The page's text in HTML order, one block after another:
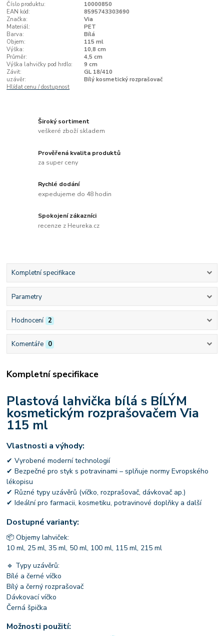
Číslo produktu:
10000850
EAN kód:
8595743303690
Značka:
Via
Materiál:
PET
Barva:
Bílá
Objem:
115 ml
Výška:
10,8 cm
Průměr:
4,5 cm
Výška lahvičky pod hrdlo:
9 cm
Závit:
GL 18/410
uzávěr:
Bílý kosmetický rozprašovač
Hlídat cenu / dostupnost
Široký sortiment
veškeré zboží skladem
Prověřená kvalita produktů
za super ceny
Rychlé dodání
expedujeme do 48 hodin
Spokojení zákazníci
recenze z Heureka.cz
Kompletní specifikace
Parametry
Hodnocení 2
Komentáře 0
Kompletní specifikace
Plastová lahvička bílá s BÍLÝM
kosmetickým rozprašovačem Via
115 ml
Vlastnosti a výhody:
✔ Vyrobené moderní technologií
✔ Bezpečné pro styk s potravinami – splňuje normy Evropského
lékopisu
✔ Různé typy uzávěrů (víčko, rozprašovač, dávkovač ap.)
✔ Ideální pro farmacii, kosmetiku, potravinové doplňky a další
Dostupné varianty:
📦 Objemy lahviček:
10 ml, 25 ml, 35 ml, 50 ml, 100 ml, 115 ml, 215 ml
🔹 Typy uzávěrů:
Bílé a černé víčko
Bílý a černý rozprašovač
Dávkovací víčko
Černá špička
Možnosti použití: